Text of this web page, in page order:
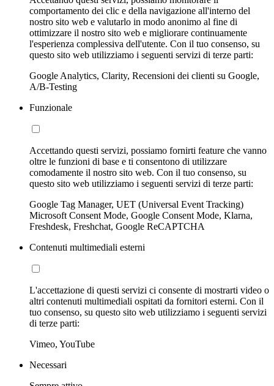
comportamento dei clic e della navigazione all'interno del
nostro sito web e valutarlo in modo anonimo al fine di
ottimizzare il nostro sito web e migliorare continuamente
l'esperienza complessiva dell'utente. Con il tuo consenso, su
questo sito web utilizziamo i seguenti servizi di terze parti:
Google Analytics, Clarity, Recensioni dei clienti su Google,
A/B-Testing
Funzionale
Accettando questi servizi, possiamo fornirti feature che vanno
oltre le funzioni di base e ti consentono di utilizzare
comodamente il nostro sito web. Con il tuo consenso, su
questo sito web utilizziamo i seguenti servizi di terze parti:
Google Tag Manager, UET (Universal Event Tracking)
Microsoft Consent Mode, Google Consent Mode, Klarna,
Freshdesk, Freshchat, Google ReCAPTCHA
Contenuti multimediali esterni
L'accettazione di questi servizi ci consente di mostrarti video o
altri contenuti multimediali ospitati da fornitori esterni. Con il
tuo consenso, su questo sito web utilizziamo i seguenti servizi
di terze parti:
Vimeo, YouTube
Necessari